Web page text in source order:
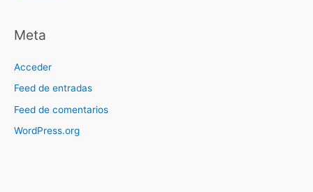
Meta
Acceder
Feed de entradas
Feed de comentarios
WordPress.org